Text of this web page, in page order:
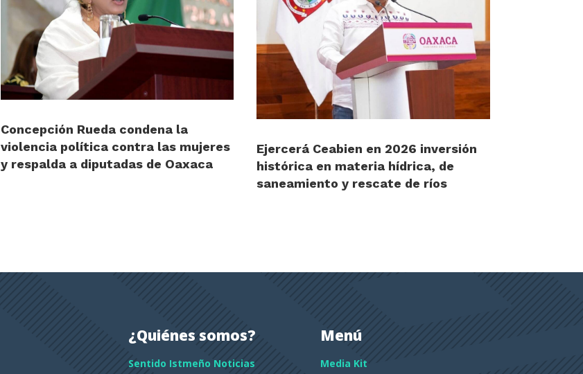
Concepción Rueda condena la
violencia política contra las mujeres
y respalda a diputadas de Oaxaca
Ejercerá Ceabien en 2026 inversión
histórica en materia hídrica, de
saneamiento y rescate de ríos
¿Quiénes somos?
Sentido Istmeño Noticias
Menú
Media Kit